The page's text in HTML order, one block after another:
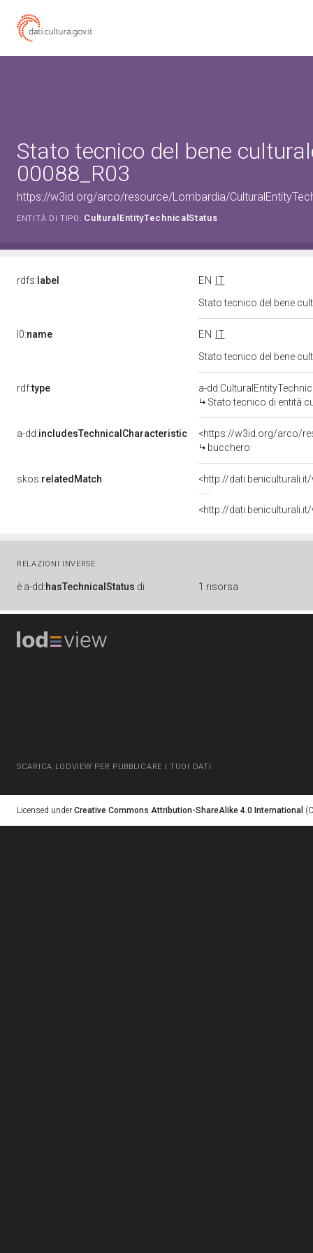
Stato tecnico del bene
00088_R03
https://w3id.org/arco/resource/Lombardia/
ENTITÀ DI TIPO: CulturalEntityTechnicalStatus
rdfs: label EN
IT
Stato tecnico del bene
l0:name EN
IT
Stato tecnico del bene
rdf:type
a-
Stato tecnico di entità
a-dd:includesTechnicalCharacteristic
<https://w3id.org/arco/
bucchero
skos:relatedMatch <http://
<http://
RELAZIONI INVERSE
è a-dd:hasTechnicalStatus di 1 risorsa
SCARICA LODVIEW PER PUBBLICARE I TUOI DATI
Licensed under Creative Commons Attribution-ShareAlike 4.0 International